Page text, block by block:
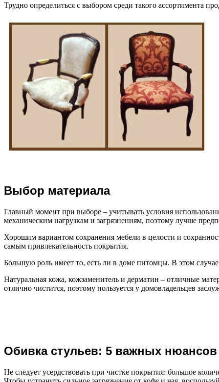
Трудно определиться с выбором среди такого ассортимента
Выбор материала
Главный момент при выборе – учитывать условия
механическим нагрузкам и загрязнениям, поэтому лучше
Хорошим вариантом сохранения мебели в целости и
самым привлекательность покрытия.
Большую роль имеет то, есть ли в доме питомцы. В этом
Натуральная кожа, кожзаменитель и дерматин – отличные
отлично чистится, поэтому пользуется у домовладельцев
Обивка стульев: 5 важных нюансов
Не следует усердствовать при чистке покрытия: большое